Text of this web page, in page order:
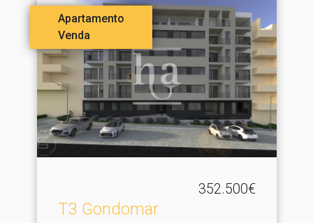
Apartamento
Venda
352.500€
T3 Gondomar